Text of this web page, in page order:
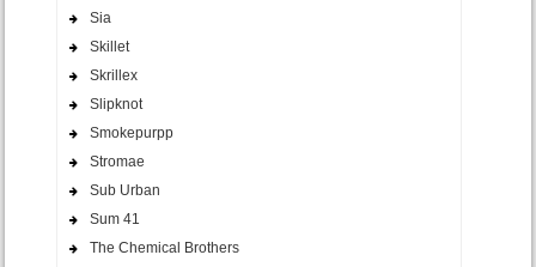
Sia
Skillet
Skrillex
Slipknot
Smokepurpp
Stromae
Sub Urban
Sum 41
The Chemical Brothers